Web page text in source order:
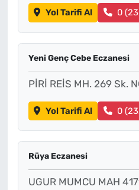
Yol Tarifi Al 0
Yeni Genç Cebe Eczanesi
PİRİ REİS MH. 269 Sk.
Yol Tarifi Al 0
Rüya Eczanesi
UGUR MUMCU MAH